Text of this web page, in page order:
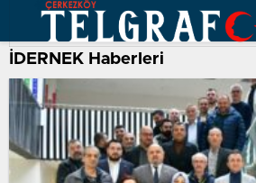
İDERNEK Haberleri